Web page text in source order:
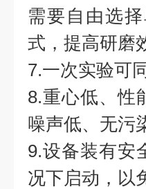
需要自由选
式，提高研磨
7.一次实验可
8.重心低、性
噪声低、无污
9.设备装有安
况下启动，以